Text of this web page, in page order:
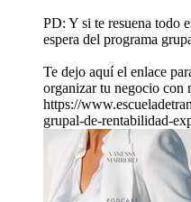
PD: Y si te resuena todo
espera del programa
Te dejo aquí el enlace
organizar tu negocio con
https://
grupal-de-rentabilidad-